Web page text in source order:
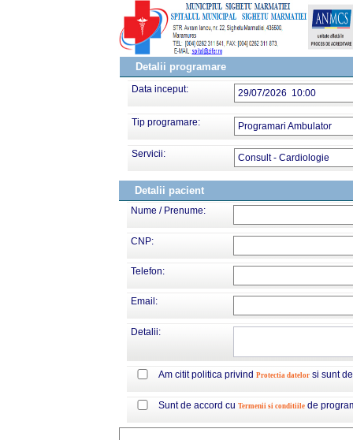
Detalii programare
Data inceput: 29/07/2026 10:00
Tip programare: Programari Ambulator
Servicii: Consult - Cardiologie
Detalii pacient
Nume / Prenume:
CNP:
Telefon:
Email:
Detalii:
Am citit politica privind Protectia datelor si sunt
Sunt de accord cu Termenii si conditiile de